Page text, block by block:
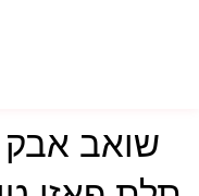
שואב אבק